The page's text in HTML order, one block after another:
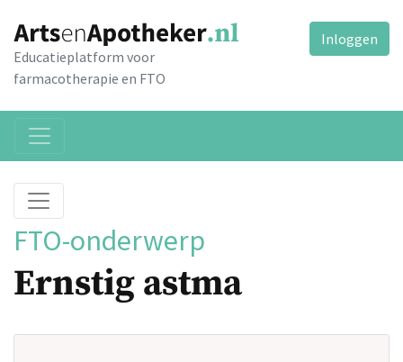
Educatieplatform voor
farmacotherapie en FTO
Inloggen
FTO-onderwerp
Ernstig astma